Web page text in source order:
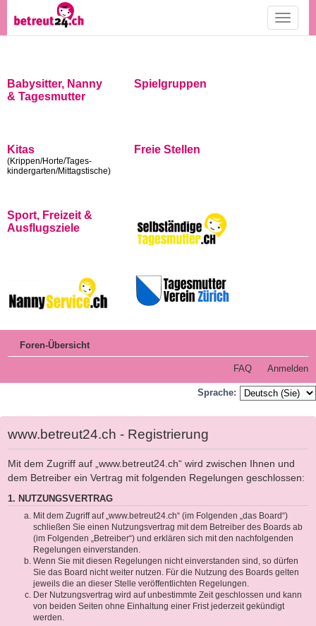
Toggle
Babysitter, Nanny
& Tagesmutter
Spielgruppen
Kitas
(Krippen/Horte/Tages-
kindergarten/Mittagstische)
Freie Stellen
Sport, Freizeit &
Ausflugsziele
Foren-Übersicht
FAQ Anmelden
Sprache:
www.betreut24.ch - Registrierung
Mit dem Zugriff auf „www.betreut24.ch“ wird zwischen Ihnen und
dem Betreiber ein Vertrag mit folgenden Regelungen geschlossen:
1. NUTZUNGSVERTRAG
Mit dem Zugriff auf „www.betreut24.ch“ (im Folgenden „das Board“)
schließen Sie einen Nutzungsvertrag mit dem Betreiber des Boards ab
(im Folgenden „Betreiber“) und erklären sich mit den nachfolgenden
Regelungen einverstanden.
Wenn Sie mit diesen Regelungen nicht einverstanden sind, so dürfen
Sie das Board nicht weiter nutzen. Für die Nutzung des Boards gelten
jeweils die an dieser Stelle veröffentlichten Regelungen.
Der Nutzungsvertrag wird auf unbestimmte Zeit geschlossen und kann
von beiden Seiten ohne Einhaltung einer Frist jederzeit gekündigt
werden.